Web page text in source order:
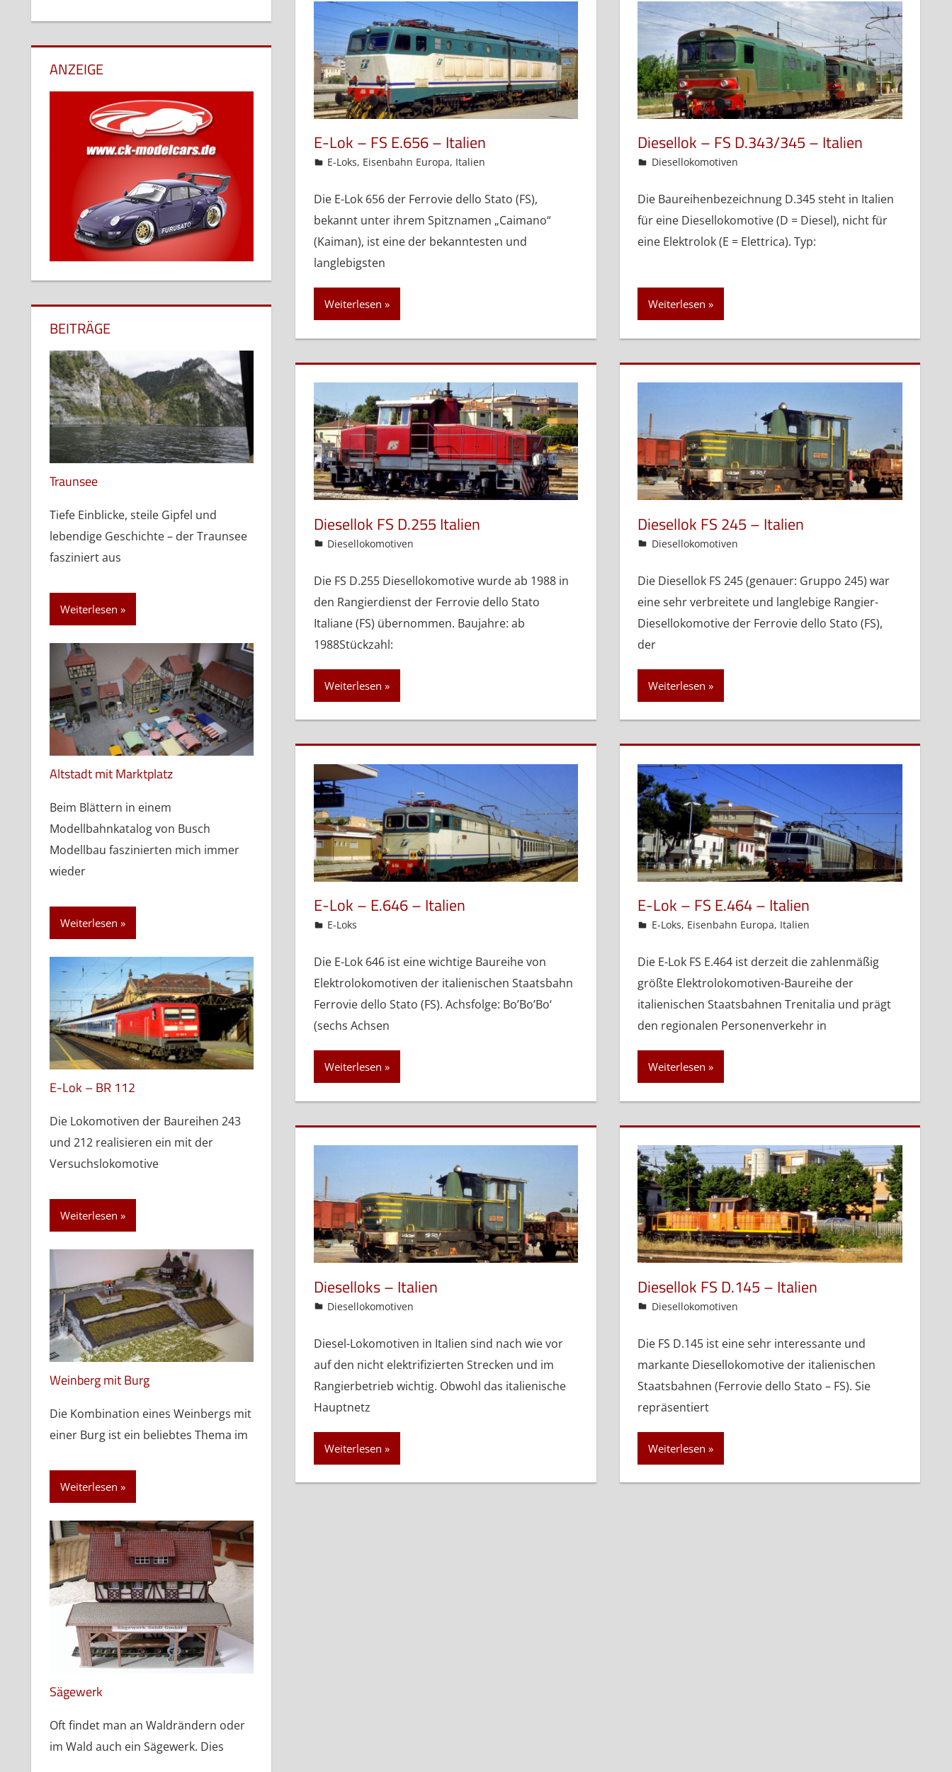
E-Lok – FS E.656 – Italien
admin
E-Loks, Eisenbahn Europa, Italien
Die E-Lok 656 der Ferrovie dello Stato (FS),
bekannt unter ihrem Spitznamen „Caimano“
(Kaiman), ist eine der bekanntesten und
langlebigsten
Weiterlesen
Diesellok – FS D.343/345 – Italien
admin
Diesellokomotiven
Die Baureihenbezeichnung D.345 steht in Italien
für eine Diesellokomotive (D = Diesel), nicht für
eine Elektrolok (E = Elettrica). Typ:
Weiterlesen
Diesellok FS D.255 Italien
admin
Diesellokomotiven
Die FS D.255 Diesellokomotive wurde ab 1988 in
den Rangierdienst der Ferrovie dello Stato
Italiane (FS) übernommen. Baujahre: ab
1988Stückzahl:
Weiterlesen
Diesellok FS 245 – Italien
admin
Diesellokomotiven
Die Diesellok FS 245 (genauer: Gruppo 245) war
eine sehr verbreitete und langlebige Rangier-
Diesellokomotive der Ferrovie dello Stato (FS),
der
Weiterlesen
E-Lok – E.646 – Italien
admin
E-Loks
Die E-Lok 646 ist eine wichtige Baureihe von
Elektrolokomotiven der italienischen Staatsbahn
Ferrovie dello Stato (FS). Achsfolge: Bo’Bo’Bo‘
(sechs Achsen
Weiterlesen
E-Lok – FS E.464 – Italien
admin
E-Loks, Eisenbahn Europa, Italien
Die E-Lok FS E.464 ist derzeit die zahlenmäßig
größte Elektrolokomotiven-Baureihe der
italienischen Staatsbahnen Trenitalia und prägt
den regionalen Personenverkehr in
Weiterlesen
Dieselloks – Italien
admin
Diesellokomotiven
Diesel-Lokomotiven in Italien sind nach wie vor
auf den nicht elektrifizierten Strecken und im
Rangierbetrieb wichtig. Obwohl das italienische
Hauptnetz
Weiterlesen
Diesellok FS D.145 – Italien
admin
Diesellokomotiven
Die FS D.145 ist eine sehr interessante und
markante Diesellokomotive der italienischen
Staatsbahnen (Ferrovie dello Stato – FS). Sie
repräsentiert
Weiterlesen
ANZEIGE
BEITRÄGE
Traunsee
Tiefe Einblicke, steile Gipfel und
lebendige Geschichte – der Traunsee
fasziniert aus
Weiterlesen
Altstadt mit Marktplatz
Beim Blättern in einem
Modellbahnkatalog von Busch
Modellbau faszinierten mich immer
wieder
Weiterlesen
E-Lok – BR 112
Die Lokomotiven der Baureihen 243
und 212 realisieren ein mit der
Versuchslokomotive
Weiterlesen
Weinberg mit Burg
Die Kombination eines Weinbergs mit
einer Burg ist ein beliebtes Thema im
Weiterlesen
Sägewerk
Oft findet man an Waldrändern oder
im Wald auch ein Sägewerk. Dies